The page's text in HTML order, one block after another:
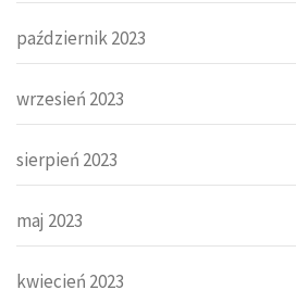
październik 2023
wrzesień 2023
sierpień 2023
maj 2023
kwiecień 2023